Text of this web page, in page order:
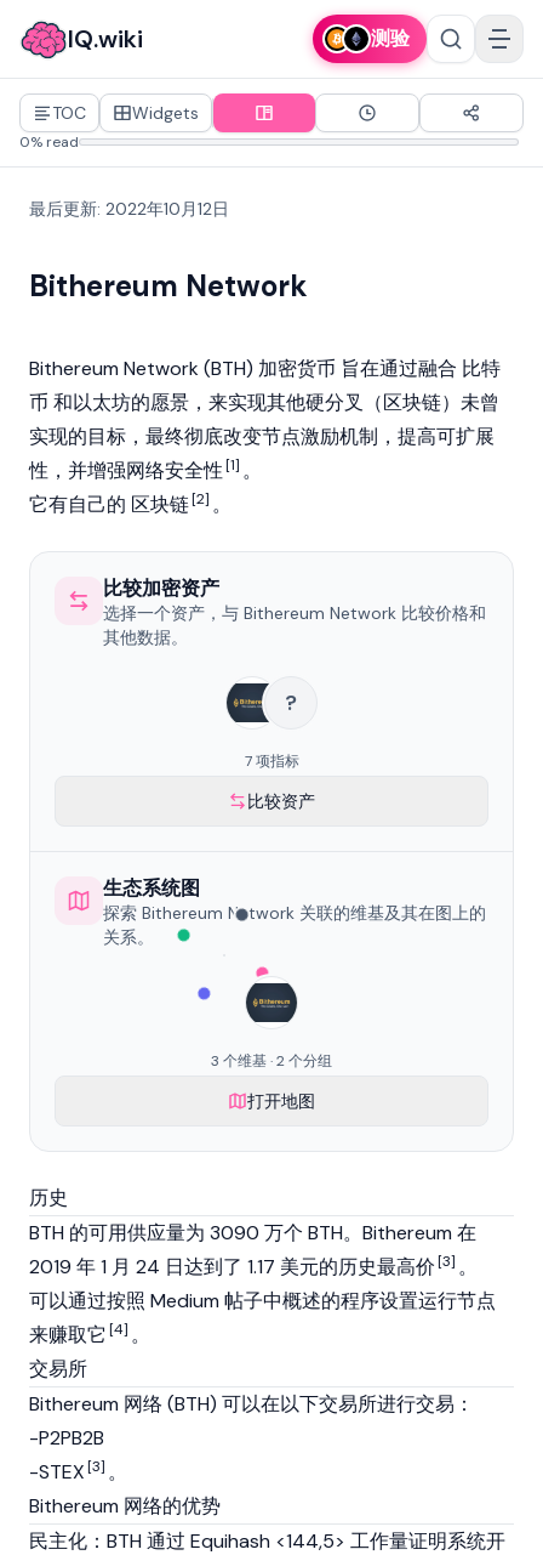
IQ.wiki 测验
TOC Widgets
0% read
最后更新: 2022年10月12日
Bithereum Network
Bithereum Network (BTH) 加密货币 旨在通过融合 比特
币 和以太坊的愿景，来实现其他硬分叉（区块链）未曾
实现的目标，最终彻底改变节点激励机制，提高可扩展
性，并增强网络安全性[1] 。
它有自己的 区块链[2] 。
比较加密资产
选择一个资产，与 Bithereum Network 比较价格和
其他数据。
?
7 项指标
比较资产
生态系统图
探索 Bithereum Network 关联的维基及其在图上的
关系。
3 个维基 · 2 个分组
打开地图
历史
BTH 的可用供应量为 3090 万个 BTH。Bithereum 在
2019 年 1 月 24 日达到了 1.17 美元的历史最高价[3] 。
可以通过按照 Medium 帖子中概述的程序设置运行节点
来赚取它 [4] 。
交易所
Bithereum 网络 (BTH) 可以在以下交易所进行交易：
-P2PB2B
-STEX[3] 。
Bithereum 网络的优势
民主化：BTH 通过 Equihash <144,5> 工作量证明系统开